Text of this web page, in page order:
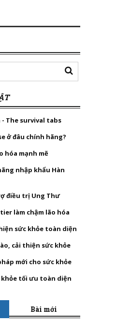
The survival tabs
ở đâu chính hãng?
hóa mạnh mẽ
nhập khẩu Hàn
điều trị Ung Thư
làm chậm lão hóa
sức khỏe toàn diện
cải thiện sức khỏe
mới cho sức khỏe
khỏe tối ưu toàn diện
Bài mới